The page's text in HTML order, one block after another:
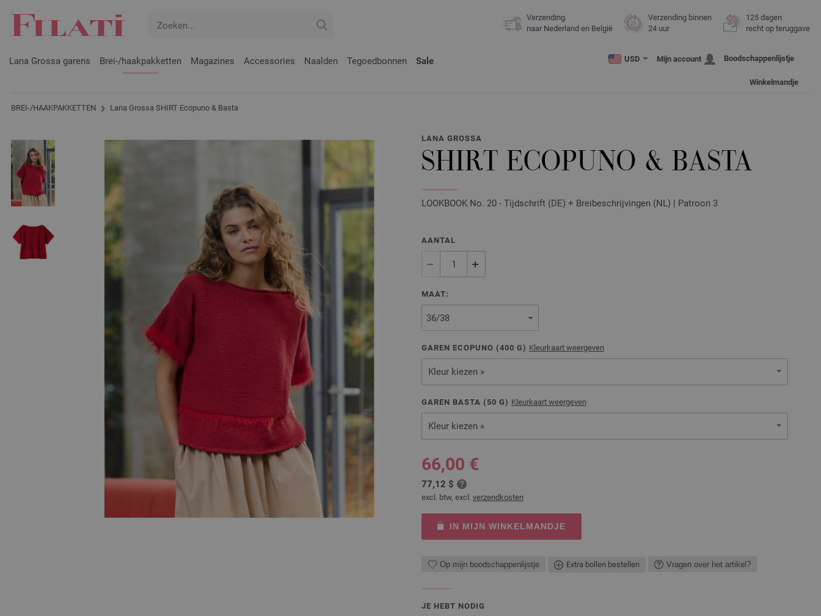
Verzending
naar Nederland en België
Verzending binnen
24 uur
125 dagen
recht op teruggave
Lana Grossa garens Brei-/haakpakketten Magazines Accessories Naalden Tegoedbonnen Sale USD Mijn account Boodschappenlijstje
Winkelmandje
BREI-/HAAKPAKKETTEN Lana Grossa SHIRT Ecopuno & Basta
LANA GROSSA
SHIRT ECOPUNO & BASTA
LOOKBOOK No. 20 - Tijdschrift (DE) + Breibeschrijvingen (NL) | Patroon 3
AANTAL
MAAT:
GAREN ECOPUNO (400 G) Kleurkaart weergeven
Kleur kiezen »
GAREN BASTA ( 50 G) Kleurkaart weergeven
Kleur kiezen »
66,00 €
77,12 $
excl. btw, excl. verzendkosten
IN MIJN WINKELMANDJE
Op mijn boodschappenlijstje Extra bollen bestellen Vragen over het artikel?
JE HEBT NODIG